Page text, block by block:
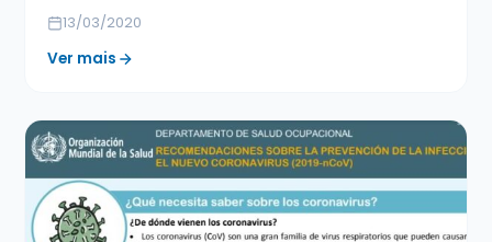
13/03/2020
Ver mais